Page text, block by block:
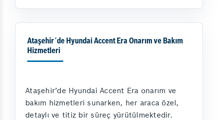
Ataşehir´de Hyundai Accent Era Onarım ve Bakım
Hizmetleri
Ataşehir’de Hyundai Accent Era onarım ve
bakım hizmetleri sunarken, her araca özel,
detaylı ve titiz bir süreç yürütülmektedir.